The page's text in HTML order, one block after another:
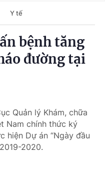
Y tế
bệnh tăng
đường tại
Quản lý Khám, chữa
Nam chính thức ký
hiện Dự án “Ngày đầu
2020.